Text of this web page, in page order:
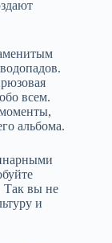
всем.
альбома.
Так вы не
и